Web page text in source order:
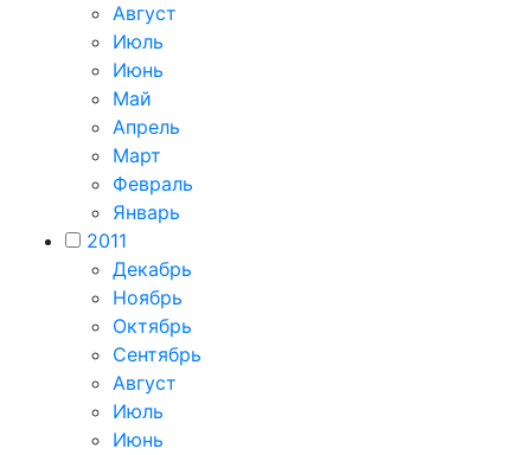
Август
Июль
Июнь
Май
Апрель
Март
Февраль
Январь
2011
Декабрь
Ноябрь
Октябрь
Сентябрь
Август
Июль
Июнь